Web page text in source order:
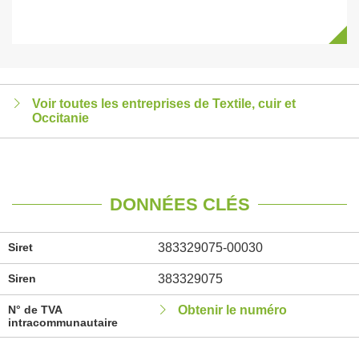
Voir toutes les entreprises de Textile, cuir et
Occitanie
DONNÉES CLÉS
Siret 383329075-00030
Siren 383329075
N° de TVA
intracommunautaire
Obtenir le numéro